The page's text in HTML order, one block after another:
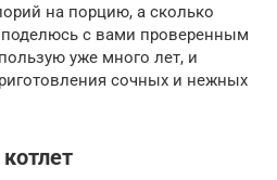
на порцию, а сколько
поделюсь с вами проверенным
уже много лет, и
сочных и нежных